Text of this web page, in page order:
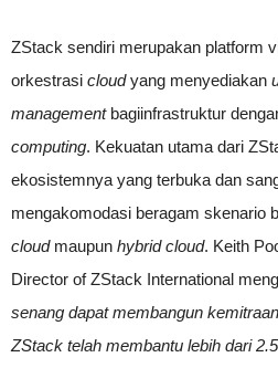
ZStack sendiri merupakan platform
orkestrasi cloudyang menyediakan
managementbagiinfrastruktur
computing. Kekuatan utama dari
ekosistemnya yang terbuka dan
mengakomodasi beragam skenario
cloudmaupun hybrid cloud. Keith
Director of ZStack International
senang dapat membangun
ZStack telah membantu lebih dari